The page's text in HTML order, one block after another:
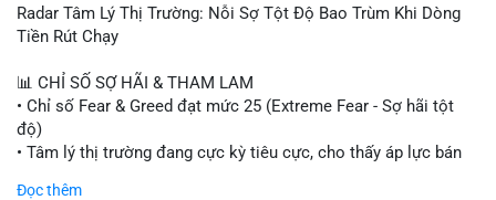
Radar Tâm Lý Thị Trường: Nỗi Sợ Tột Độ Bao Trùm Khi Dòng
Tiền Rút Chạy
📊 CHỈ SỐ SỢ HÃI & THAM LAM
• Chỉ số Fear & Greed đạt mức 25 (Extreme Fear - Sợ hãi tột
độ)
• Tâm lý thị trường đang cực kỳ tiêu cực, cho thấy áp lực bán
Đọc thêm